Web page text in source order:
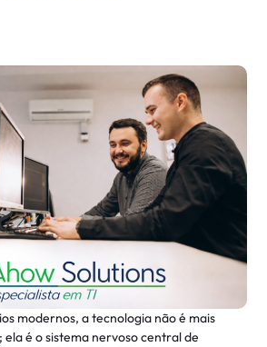
modernos, a tecnologia não é mais
ela é o sistema nervoso central de